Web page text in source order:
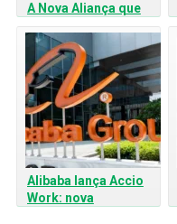
A Nova Aliança que
pode Redefinir o
Futuro da IA
Alibaba lança Accio
Work: nova